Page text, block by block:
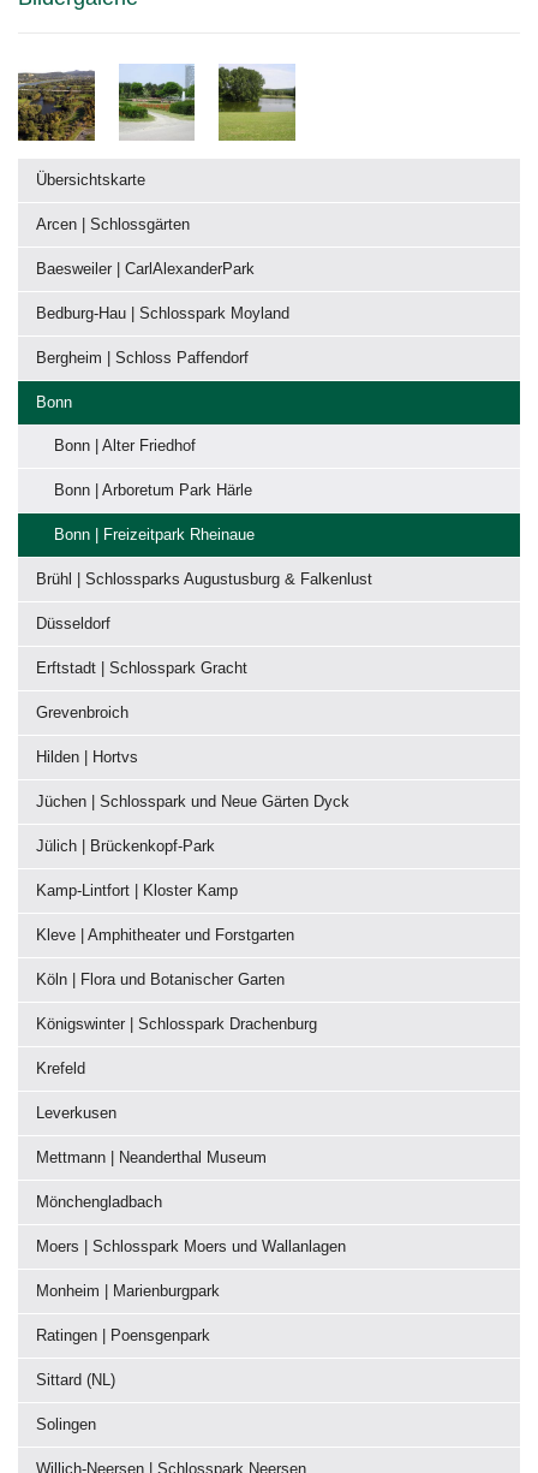
Übersichtskarte
Arcen | Schlossgärten
Baesweiler | CarlAlexanderPark
Bedburg-Hau | Schlosspark Moyland
Bergheim | Schloss Paffendorf
Bonn
Bonn | Alter Friedhof
Bonn | Arboretum Park Härle
Bonn | Freizeitpark Rheinaue
Brühl | Schlossparks Augustusburg & Falkenlust
Düsseldorf
Erftstadt | Schlosspark Gracht
Grevenbroich
Hilden | Hortvs
Jüchen | Schlosspark und Neue Gärten Dyck
Jülich | Brückenkopf-Park
Kamp-Lintfort | Kloster Kamp
Kleve | Amphitheater und Forstgarten
Köln | Flora und Botanischer Garten
Königswinter | Schlosspark Drachenburg
Krefeld
Leverkusen
Mettmann | Neanderthal Museum
Mönchengladbach
Moers | Schlosspark Moers und Wallanlagen
Monheim | Marienburgpark
Ratingen | Poensgenpark
Sittard (NL)
Solingen
Willich-Neersen | Schlosspark Neersen